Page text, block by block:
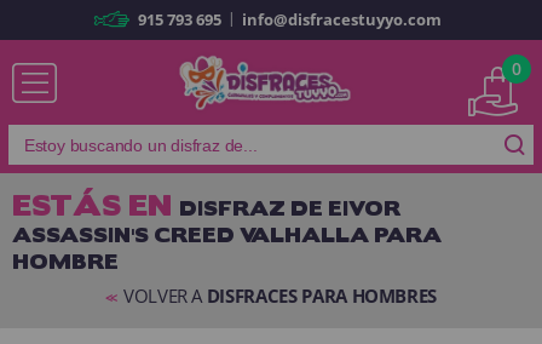
Ya soy cliente
Recordarme ¿Olvidó su contraseña?
ENTRAR
915 793 695 | info@disfracestuyyo.com
0
ESTÁS EN DISFRAZ DE EIVOR
ASSASSIN'S CREED VALHALLA PARA
HOMBRE
<< VOLVER A DISFRACES PARA HOMBRES